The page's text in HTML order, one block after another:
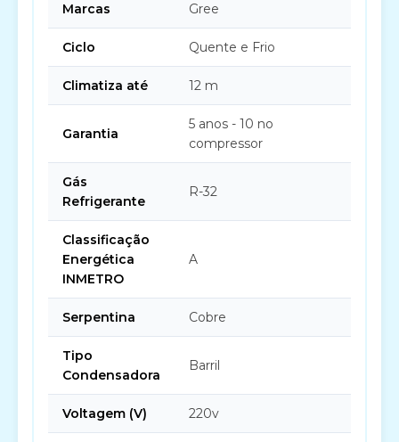
Marcas Gree
Ciclo Quente e Frio
Climatiza até 12 m
Garantia
5 anos - 10 no
compressor
Gás
Refrigerante
R-32
Classificação
Energética
INMETRO
A
Serpentina Cobre
Tipo
Condensadora
Barril
Voltagem (V) 220v